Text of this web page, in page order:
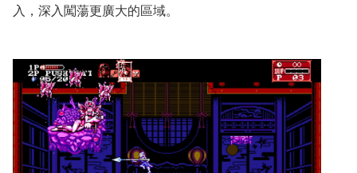
入，深入闖蕩更廣大的區域。